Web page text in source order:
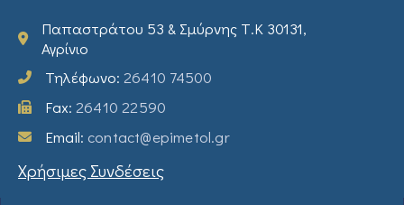
Παπαστράτου 53 & Σμύρνης Τ.Κ 30131,
Αγρίνιο
Τηλέφωνο: 26410 74500
Fax: 26410 22590
Email: contact@epimetol.gr
Χρήσιμες Συνδέσεις